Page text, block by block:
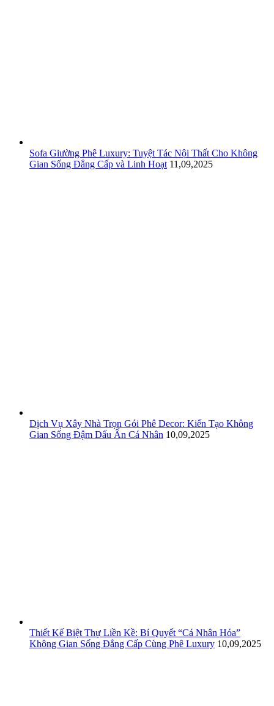
Sofa Giường Phê Luxury: Tuyệt Tác Nội Thất Cho Không
Gian Sống Đẳng Cấp và Linh Hoạt 11,09,2025
Dịch Vụ Xây Nhà Trọn Gói Phê Decor: Kiến Tạo Không
Gian Sống Đậm Dấu Ấn Cá Nhân 10,09,2025
Thiết Kế Biệt Thự Liền Kề: Bí Quyết “Cá Nhân Hóa”
Không Gian Sống Đẳng Cấp Cùng Phê Luxury 10,09,2025